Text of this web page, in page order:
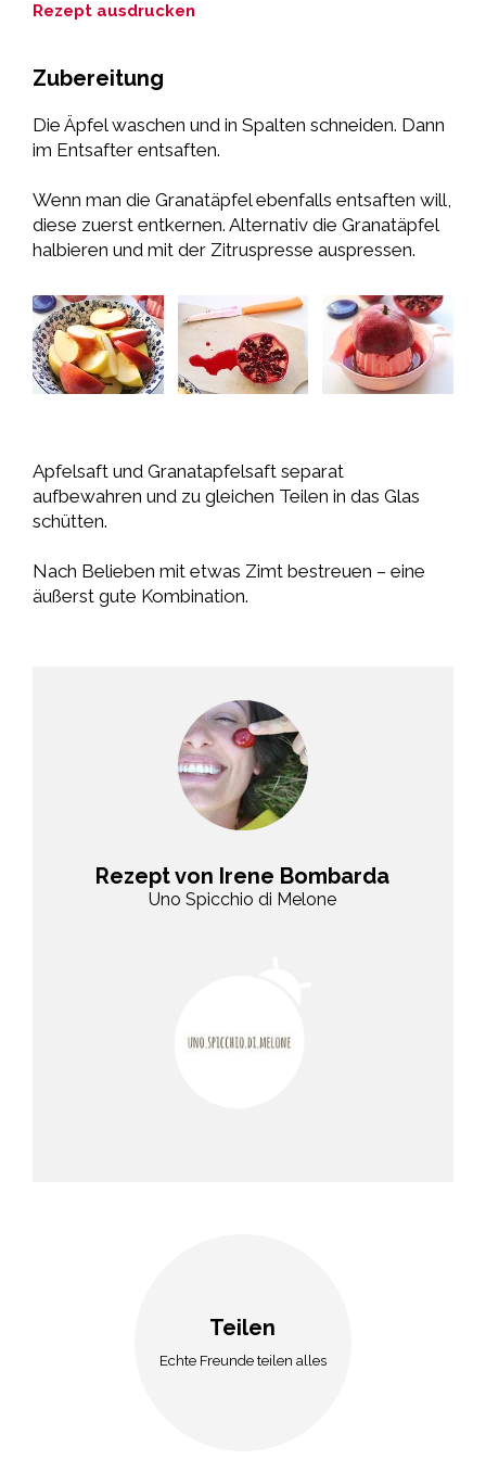
Rezept ausdrucken
Zubereitung
Die Äpfel waschen und in Spalten schneiden. Dann
im Entsafter entsaften.
Wenn man die Granatäpfel ebenfalls entsaften will,
diese zuerst entkernen. Alternativ die Granatäpfel
halbieren und mit der Zitruspresse auspressen.
Apfelsaft und Granatapfelsaft separat
aufbewahren und zu gleichen Teilen in das Glas
schütten.
Nach Belieben mit etwas Zimt bestreuen – eine
äußerst gute Kombination.
Rezept von Irene Bombarda
Uno Spicchio di Melone
Teilen
Echte Freunde teilen alles